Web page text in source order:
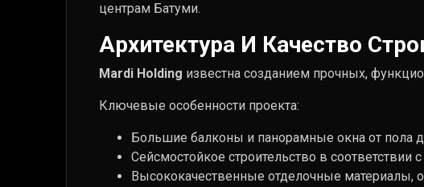
центрам Батуми.
Архитектура И Качество
Mardi Holding известна созданием прочных,
Ключевые особенности проекта:
Большие балконы и панорамные окна от пола
Сейсмостойкое строительство в соответствии
Высококачественные отделочные